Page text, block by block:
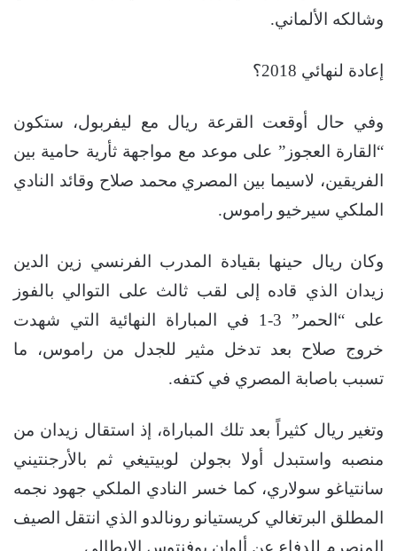
وشالكه الألماني.
إعادة لنهائي 2018؟
وفي حال أوقعت القرعة ريال مع ليفربول، ستكون
“القارة العجوز” على موعد مع مواجهة ثأرية حامية بين
الفريقين، لاسيما بين المصري محمد صلاح وقائد النادي
الملكي سيرخيو راموس.
وكان ريال حينها بقيادة المدرب الفرنسي زين الدين
زيدان الذي قاده إلى لقب ثالث على التوالي بالفوز
على “الحمر” 3-1 في المباراة النهائية التي شهدت
خروج صلاح بعد تدخل مثير للجدل من راموس، ما
تسبب باصابة المصري في كتفه.
وتغير ريال كثيراً بعد تلك المباراة، إذ استقال زيدان من
منصبه واستبدل أولا بجولن لوبيتيغي ثم بالأرجنتيني
سانتياغو سولاري، كما خسر النادي الملكي جهود نجمه
المطلق البرتغالي كريستيانو رونالدو الذي انتقل الصيف
المنصرم للدفاع عن ألوان يوفنتوس الإيطالي.